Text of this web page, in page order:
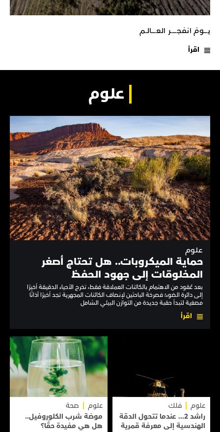
يـــومَ انفجـــــر العــــالـم
اقرأ
علوم
علوم
حماية الميكروبات.. هل تحتاج أصغر
المخلوقات إلى جهود الحفظ
بعد عُقود من الاهتمام بالكائنات العملاقة فقط، تخرج الأحياء الدقيقة أخيرًا
إلى دائرة الضوء؛ فصرخة الباحثين لإنصاف الكائنات المجهرية تجد أخيرًا آذانًا
مصغية لتبدأ حقبة جديدة من التوازن البيئي الشامل
اقرأ
علوم
فلك
راشد 2... عندما تتحول الدقة
الهندسية إلى معرفة قمرية
علوم
صحة
موضة شرب الكلوروفيل..
هل هي مفيدة حقًا؟